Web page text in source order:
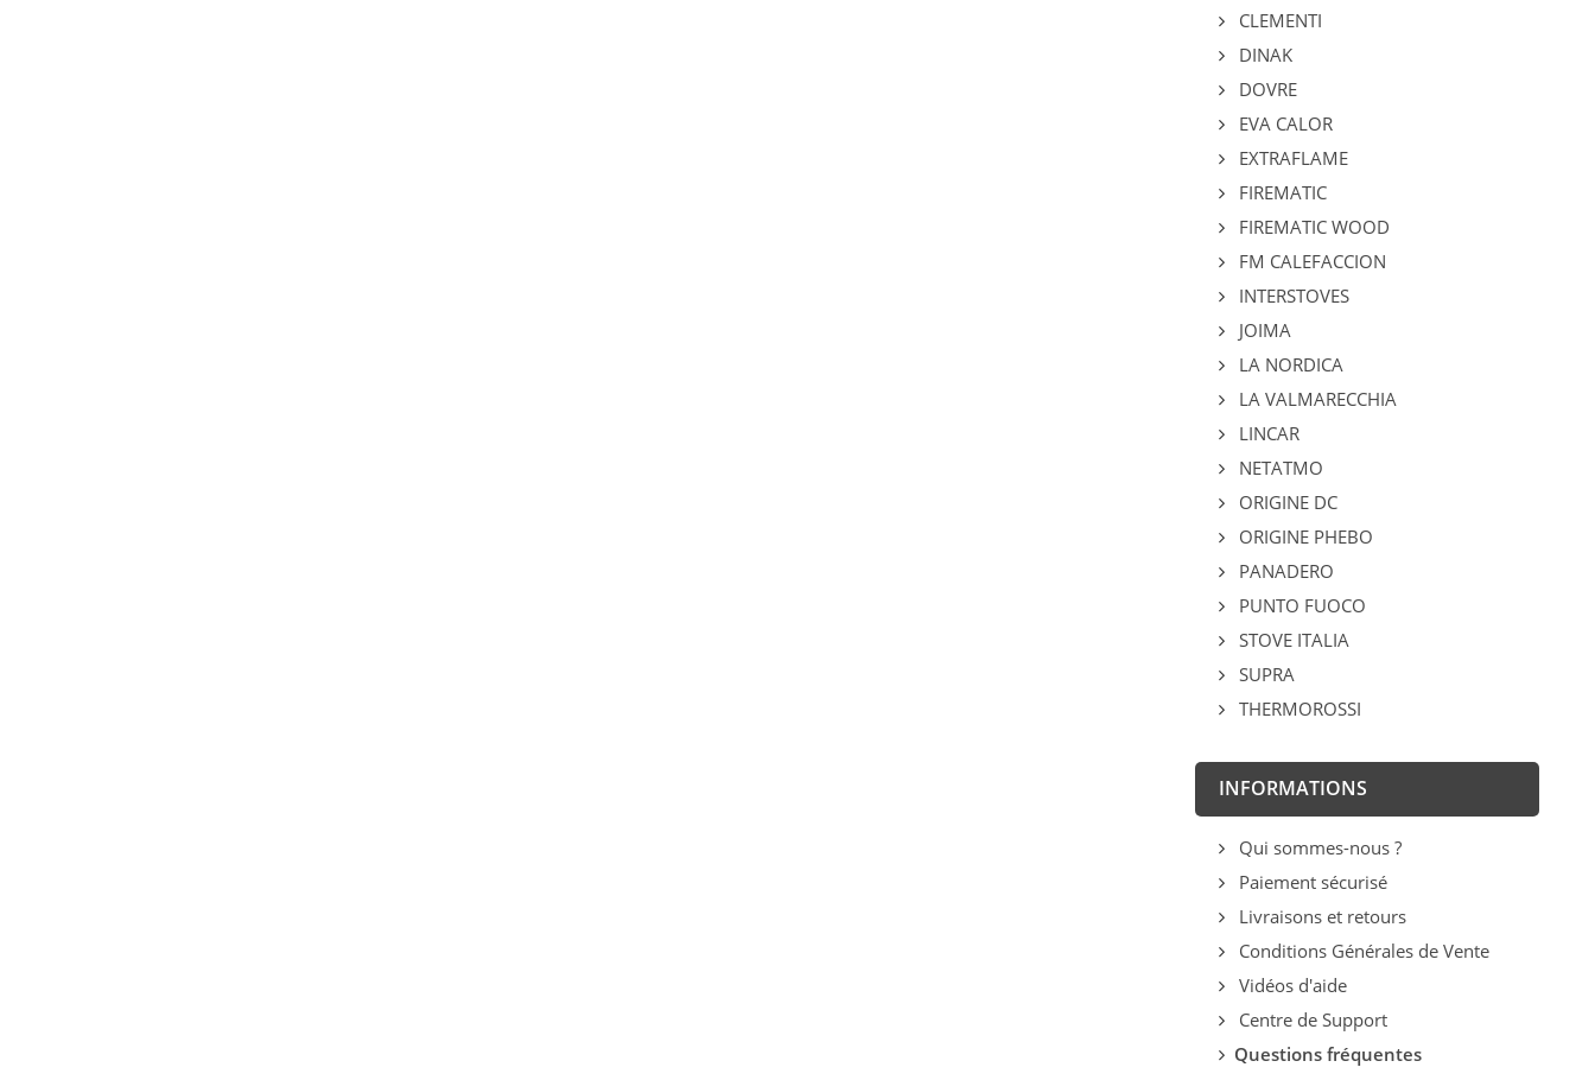
CLEMENTI
DINAK
DOVRE
EVA CALOR
EXTRAFLAME
FIREMATIC
FIREMATIC WOOD
FM CALEFACCION
INTERSTOVES
JOIMA
LA NORDICA
LA VALMARECCHIA
LINCAR
NETATMO
ORIGINE DC
ORIGINE PHEBO
PANADERO
PUNTO FUOCO
STOVE ITALIA
SUPRA
THERMOROSSI
INFORMATIONS
Qui sommes-nous ?
Paiement sécurisé
Livraisons et retours
Conditions Générales de Vente
Vidéos d'aide
Centre de Support
Questions fréquentes